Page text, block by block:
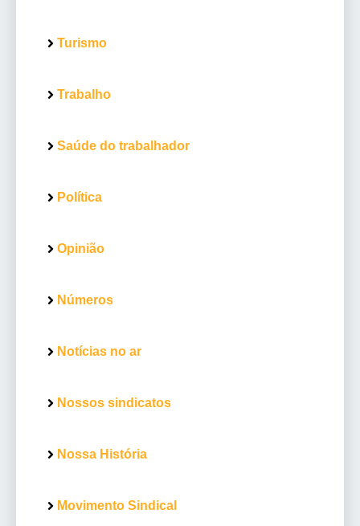
Turismo
Trabalho
Saúde do trabalhador
Política
Opinião
Números
Notícias no ar
Nossos sindicatos
Nossa História
Movimento Sindical